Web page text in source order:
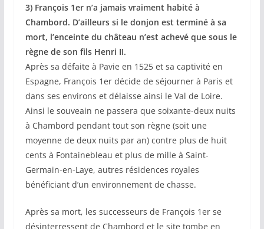
3) François 1er n’a jamais vraiment habité à
Chambord. D’ailleurs si le donjon est terminé à sa
mort, l’enceinte du château n’est achevé que sous le
règne de son fils Henri II.
Après sa défaite à Pavie en 1525 et sa captivité en
Espagne, François 1er décide de séjourner à Paris et
dans ses environs et délaisse ainsi le Val de Loire.
Ainsi le souveain ne passera que soixante-deux nuits
à Chambord pendant tout son règne (soit une
moyenne de deux nuits par an) contre plus de huit
cents à Fontainebleau et plus de mille à Saint-
Germain-en-Laye, autres résidences royales
bénéficiant d’un environnement de chasse.
Après sa mort, les successeurs de François 1er se
désinterressent de Chambord et le site tombe en